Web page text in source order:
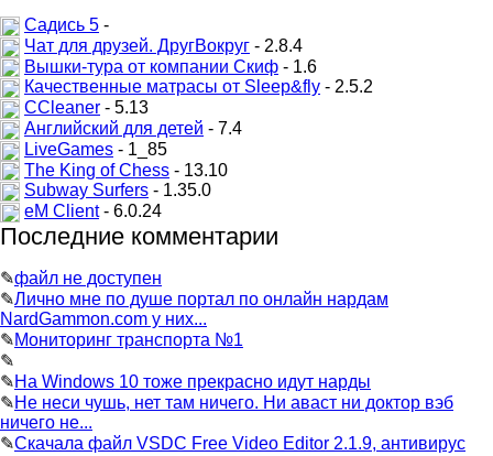
Садись 5 -
Чат для друзей. ДругВокруг - 2.8.4
Вышки-тура от компании Скиф - 1.6
Качественные матрасы от Sleep&fly - 2.5.2
CCleaner - 5.13
Английский для детей - 7.4
LiveGames - 1_85
The King of Chess - 13.10
Subway Surfers - 1.35.0
eM Client- 6.0.24
Последние комментарии
✎файл не доступен
✎Лично мне по душе портал по онлайн нардам
NardGammon.com у них...
✎Мониторинг транспорта №1
✎
✎На Windows 10 тоже прекрасно идут нарды
✎Не неси чушь, нет там ничего. Ни аваст ни доктор вэб
ничего не...
✎Скачала файл VSDC Free Video Editor 2.1.9, антивирус